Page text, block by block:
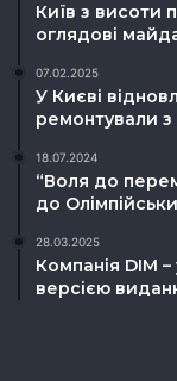
Київ з висоти
оглядові
07.02.2025
У Києві
ремонтували з
18.07.2024
“Воля до
до
28.03.2025
Компанія DIM
версією